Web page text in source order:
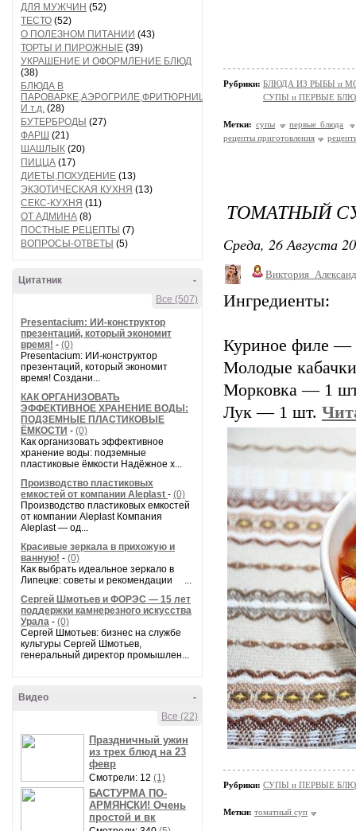
ДЛЯ МУЖЧИН (52)
ТЕСТО (52)
О ПОЛЕЗНОМ ПИТАНИИ (43)
ТОРТЫ И ПИРОЖНЫЕ (39)
УКРАШЕНИЕ И ОФОРМЛЕНИЕ БЛЮД
(38)
БЛЮДА В
ПАРОВАРКЕ,АЭРОГРИЛЕ,ФРИТЮРНИЦЕ
И т.д. (28)
БУТЕРБРОДЫ (27)
ФАРШ (21)
ШАШЛЫК (20)
ПИЦЦА (17)
ДИЕТЫ,ПОХУДЕНИЕ (13)
ЭКЗОТИЧЕСКАЯ КУХНЯ (13)
СЕКС-КУХНЯ (11)
ОТ АДМИНА (8)
ПОСТНЫЕ РЕЦЕПТЫ (7)
ВОПРОСЫ-ОТВЕТЫ (5)
-
Цитатник
Все (507)
Presentacium: ИИ‑конструктор
презентаций, который экономит
время! - (0)
Presentacium: ИИ‑конструктор
презентаций, который экономит
время! Создани...
КАК ОРГАНИЗОВАТЬ
ЭФФЕКТИВНОЕ ХРАНЕНИЕ ВОДЫ:
ПОДЗЕМНЫЕ ПЛАСТИКОВЫЕ
ЁМКОСТИ - (0)
Как организовать эффективное
хранение воды: подземные
пластиковые ёмкости Надёжное х...
Производство пластиковых
емкостей от компании Aleplast - (0)
Производство пластиковых емкостей
от компании Aleplast Компания
Aleplast — од...
Красивые зеркала в прихожую и
ванную! - (0)
Как выбрать идеальное зеркало в
Липецке: советы и рекомендации ...
Сергей Шмотьев и ФОРЭС — 15 лет
поддержки камнерезного искусства
Урала - (0)
Сергей Шмотьев: бизнес на службе
культуры Сергей Шмотьев,
генеральный директор промышлен...
-
Видео
Все (22)
Праздничный ужин
из трех блюд на 23
февр
Смотрели: 12 (1)
БАСТУРМА ПО-
АРМЯНСКИ! Очень
простой и вк
Рубрики: БЛЮДА ИЗ РЫБЫ и
СУПЫ и ПЕРВЫЕ
Метки: супы
первые блюда
рецепты приготовления
ТОМАТНЫЙ
Среда, 26 Августа
Ингредиенты:
Куриное филе —
Молодые
Морковка — 1
Лук — 1 шт.
Рубрики: СУПЫ и ПЕРВЫЕ
Метки: томатный суп